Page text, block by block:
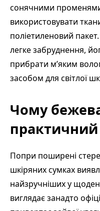
сонячними
використовувати
поліетиленовий
легке забруднення,
прибрати м’яким
засобом для світлої
Чому
практичний
Попри поширені
шкіряних сумках
найзручніших у
виглядає занадто